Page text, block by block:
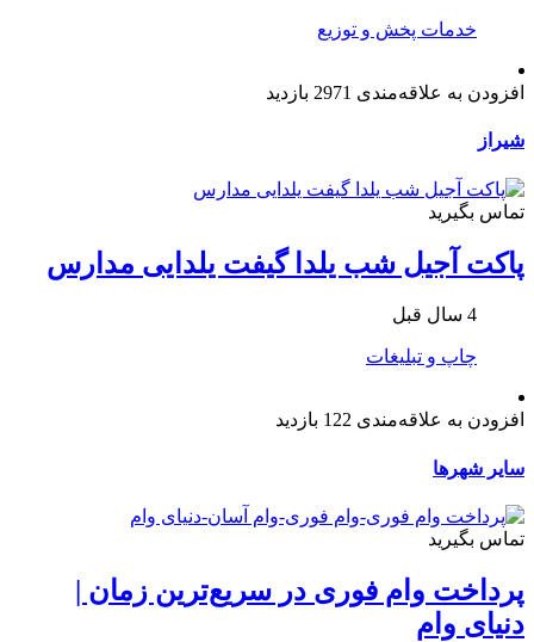
خدمات پخش و توزیع
افزودن به علاقه‌مندی 2971 بازدید
شیراز
تماس بگیرید
پاکت آجیل شب یلدا گیفت یلدایی مدارس
4 سال قبل
چاپ و تبلیغات
افزودن به علاقه‌مندی 122 بازدید
سایر شهرها
تماس بگیرید
پرداخت وام فوری در سریع‌ترین زمان |
دنیای وام